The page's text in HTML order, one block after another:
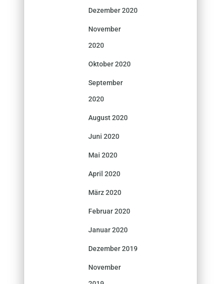
Dezember 2020
November
2020
Oktober 2020
September
2020
August 2020
Juni 2020
Mai 2020
April 2020
März 2020
Februar 2020
Januar 2020
Dezember 2019
November